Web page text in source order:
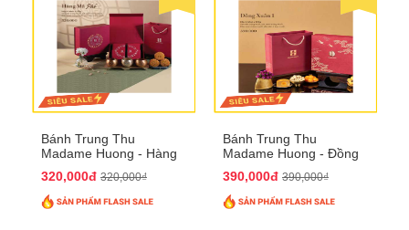
Bánh Trung Thu
Madame Huong - Hàng
320,000đ 320,000₫
Bánh Trung Thu
Madame Huong - Đồng
390,000đ 390,000₫